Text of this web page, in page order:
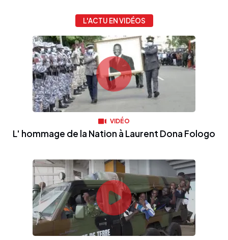
L'ACTU EN VIDÉOS
VIDÉO
L' hommage de la Nation à Laurent Dona Fologo